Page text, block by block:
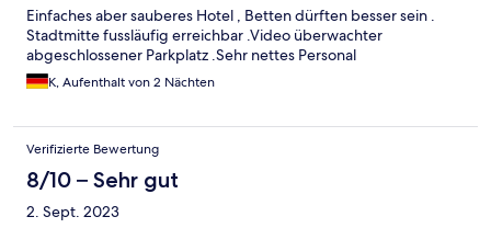
Einfaches aber sauberes Hotel , Betten dürften besser sein .
Stadtmitte fussläufig erreichbar .Video überwachter
abgeschlossener Parkplatz .Sehr nettes Personal
K, Aufenthalt von 2 Nächten
Verifizierte Bewertung
8/10 – Sehr gut
2. Sept. 2023